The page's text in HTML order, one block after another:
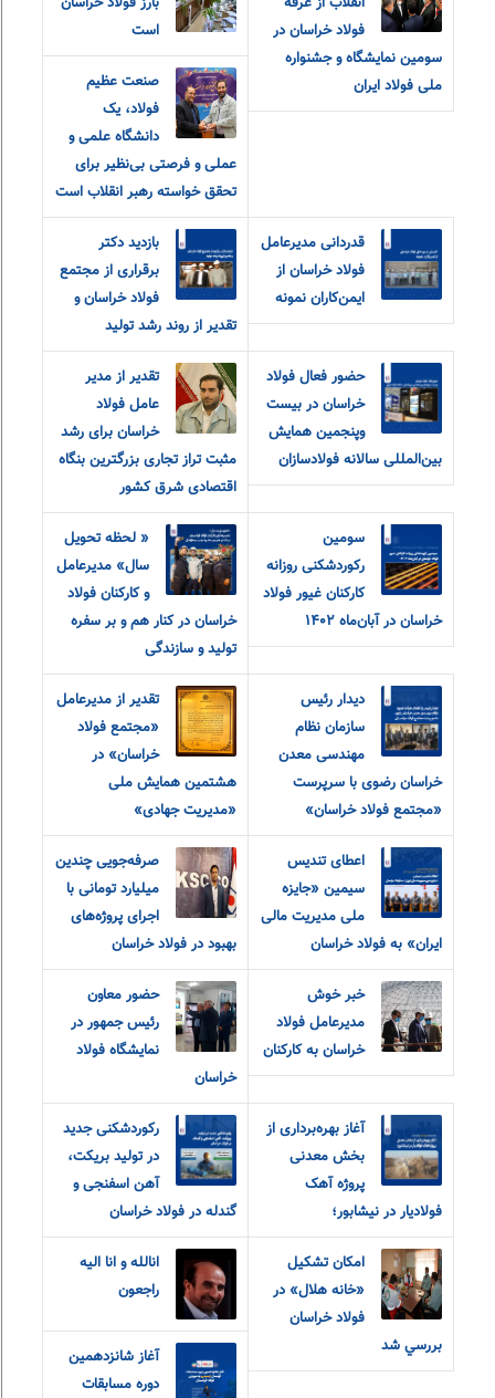
فولاد خراسان در
سومین نمایشگاه و جشنواره
ملی فولاد ایران
است
صنعت عظیم
فولاد، یک
دانشگاه علمی و
عملی و فرصتی بی‌نظیر برای
تحقق خواسته رهبر انقلاب است
قدردانی مدیرعامل
فولاد خراسان از
ایمن‌کاران نمونه
بازدید دکتر
برقراری از مجتمع
فولاد خراسان و
تقدیر از روند رشد تولید
حضور فعال فولاد
خراسان در بیست
و‌پنجمین همایش
بین‌المللی سالانه فولادسازان
تقدیر از مدیر
عامل فولاد
خراسان برای رشد
مثبت تراز تجاری بزرگترین بنگاه
اقتصادی شرق کشور
سومین
رکوردشکنی روزانه
کارکنان غیور فولاد
خراسان در آبان‌ماه ۱۴۰۲
« لحظه تحویل
سال» مدیرعامل
و‌ کارکنان فولاد
خراسان در کنار هم و بر سفره
تولید و سازندگی
دیدار رئیس
سازمان نظام
مهندسی معدن
خراسان رضوی با سرپرست
«مجتمع فولاد خراسان»
تقدیر از مدیرعامل
«مجتمع فولاد
خراسان» در
هشتمین همایش ملی
«مدیریت جهادی»
اعطای تندیس
سیمین «جایزه
ملی مدیریت مالی
ایران» به فولاد خراسان
صرفه‌جویی چندین
میلیارد تومانی با
اجرای پروژه‌های
بهبود در فولاد خراسان
خبر خوش
مدیرعامل فولاد
خراسان به کارکنان
حضور معاون
رئیس جمهور در
نمایشگاه فولاد
خراسان
آغاز بهره‌برداری از
بخش معدنی
پروژه آهک
فولادیار در نیشابور؛
رکوردشکنی جدید
در تولید بریکت،
آهن اسفنجی و
گندله در فولاد خراسان
امکان تشکيل
«خانه هلال» در
فولاد خراسان
بررسي شد
انالله و انا الیه
راجعون
آغاز شانزدهمین
دوره مسابقات